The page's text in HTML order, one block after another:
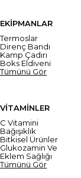
EKİPMANLAR
Termoslar
Direnç Bandı
Kamp Çadırı
Boks Eldiveni
Tümünü Gör
VİTAMİNLER
C Vitamini
Bağışıklık
Bitkisel Ürünler
Glukozamin Ve
Eklem Sağlığı
Tümünü Gör